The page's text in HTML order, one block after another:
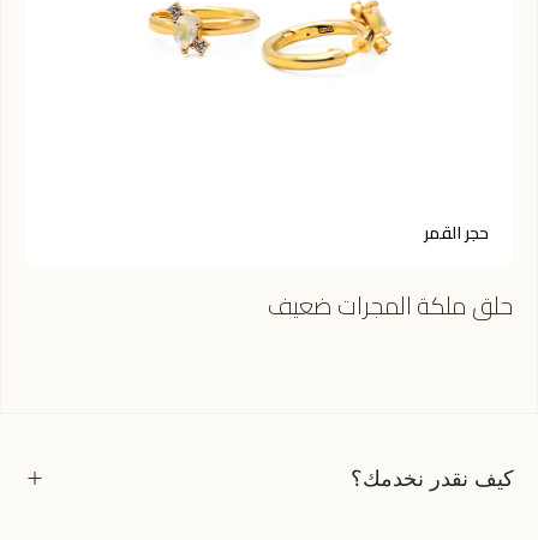
حجر القمر
حلق ملكة المجرات ضعيف
كيف نقدر نخدمك؟